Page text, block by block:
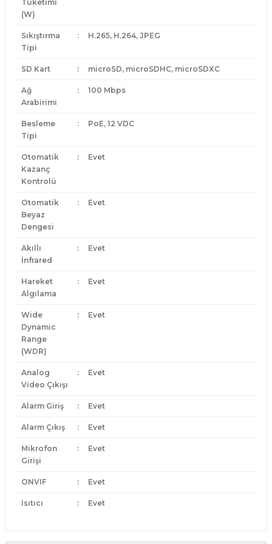
Tüketimi
(W)
Sıkıştırma
Tipi
: H.265, H.264, JPEG
SD Kart : microSD, microSDHC, microSDXC
Ağ
Arabirimi
: 100 Mbps
Besleme
Tipi
: PoE, 12 VDC
Otomatik
Kazanç
Kontrolü
: Evet
Otomatik
Beyaz
Dengesi
: Evet
Akıllı
İnfrared
: Evet
Hareket
Algılama
: Evet
Wide
Dynamic
Range
(WDR)
: Evet
Analog
Video Çıkışı
: Evet
Alarm Giriş : Evet
Alarm Çıkış : Evet
Mikrofon
Girişi
: Evet
ONVIF : Evet
Isıtıcı : Evet